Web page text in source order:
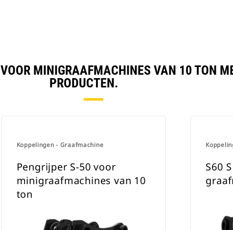
MINIGRAAFMACHINES VAN 10 TON
PRODUCTEN.
Koppelingen - Graafmachine
Pengrijper S-50 voor
minigraafmachines van 10
ton
S60